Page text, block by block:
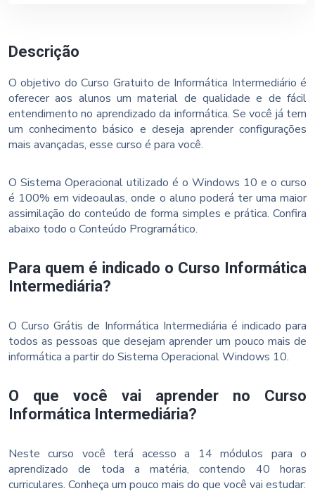
Descrição
O objetivo do Curso Gratuito de Informática Intermediário é
oferecer aos alunos um material de qualidade e de fácil
entendimento no aprendizado da informática. Se você já tem
um conhecimento básico e deseja aprender configurações
mais avançadas, esse curso é para você.
O Sistema Operacional utilizado é o Windows 10 e o curso
é 100% em videoaulas, onde o aluno poderá ter uma maior
assimilação do conteúdo de forma simples e prática. Confira
abaixo todo o Conteúdo Programático.
Para quem é indicado o Curso Informática
Intermediária?
O Curso Grátis de Informática Intermediária é indicado para
todos as pessoas que desejam aprender um pouco mais de
informática a partir do Sistema Operacional Windows 10.
O que você vai aprender no Curso
Informática Intermediária?
Neste curso você terá acesso a 14 módulos para o
aprendizado de toda a matéria, contendo 40 horas
curriculares. Conheça um pouco mais do que você vai estudar: